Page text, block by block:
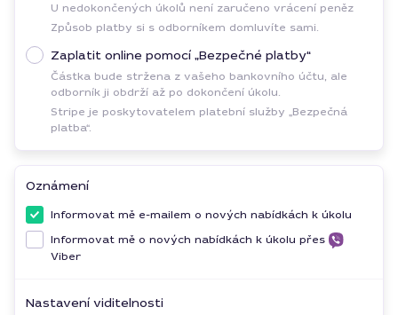
U nedokončených úkolů není zaručeno vrácení peněz
Způsob platby si s odborníkem domluvíte sami.
Zaplatit online pomocí „Bezpečné platby“
Částka bude stržena z vašeho bankovního účtu, ale
odborník ji obdrží až po dokončení úkolu.
Stripe je poskytovatelem platební služby „Bezpečná
platba“.
Oznámení
Informovat mě e-mailem o nových nabídkách k úkolu
Informovat mě o nových nabídkách k úkolu přes
Viber
Nastavení viditelnosti